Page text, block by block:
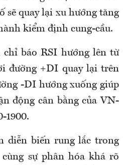
sẽ quay lại xu hướng tăng
kiểm định cung-cầu.
báo RSI hướng lên từ
đường +DI quay lại trên
-DI hướng xuống giúp
động cân bằng của VN-
1900.
diễn biến rung lắc trong
sự phân hóa khá rõ